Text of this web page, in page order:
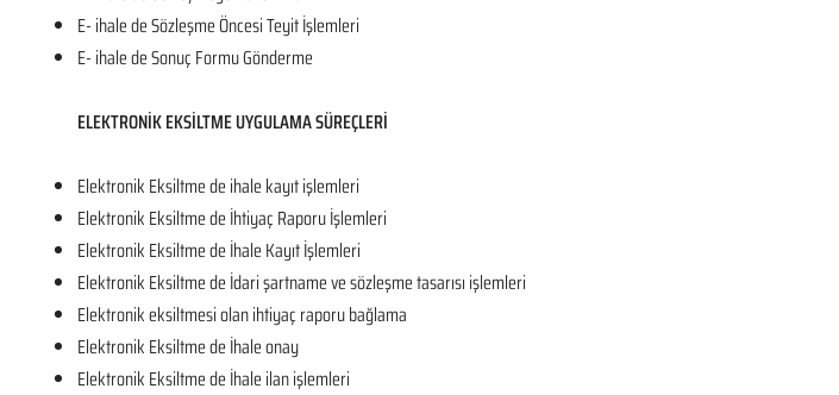
E- ihale de Sözleşme Öncesi Teyit İşlemleri
E- ihale de Sonuç Formu Gönderme
ELEKTRONİK EKSİLTME UYGULAMA SÜREÇLERİ
Elektronik Eksiltme de ihale kayıt işlemleri
Elektronik Eksiltme de İhtiyaç Raporu İşlemleri
Elektronik Eksiltme de İhale Kayıt İşlemleri
Elektronik Eksiltme de İdari şartname ve sözleşme tasarısı işlemleri
Elektronik eksiltmesi olan ihtiyaç raporu bağlama
Elektronik Eksiltme de İhale onay
Elektronik Eksiltme de İhale ilan işlemleri